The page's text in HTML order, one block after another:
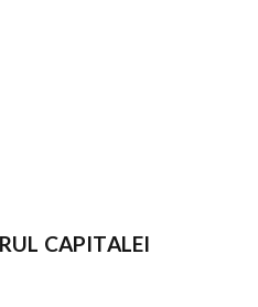
CAPITALEI